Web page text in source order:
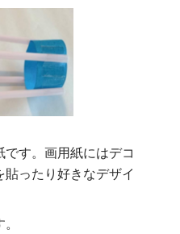
す。画用紙にはデコ
ったり好きなデザイ